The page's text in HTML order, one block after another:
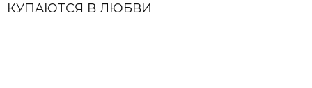
КУПАЮТСЯ В ЛЮБВИ